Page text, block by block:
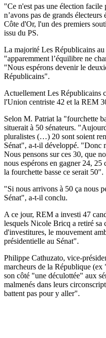
"Ce n'est pas une élection
n’avons pas de grands
Côte d'Or, l'un des premiers
issu du PS.
La majorité Les Républicains
"apparemment l’équilibre ne
"Nous espérons devenir le
Républicains".
Actuellement Les Républicains
l'Union centriste 42 et la REM
Selon M. Patriat la "fourchette
situerait à 50 sénateurs.
pluralistes (…) 20 sont soient
Sénat", a-t-il développé. "Donc
Nous pensons sur ces 30, que
nous espérons en gagner 24, 25
la fourchette basse ce serait 50".
"Si nous arrivons à 50 ça nous
Sénat", a-t-il conclu.
A ce jour, REM a investi 47
lesquels Nicole Bricq a retiré sa
d'investitures, le mouvement
présidentielle au Sénat".
Philippe Cathuzato, vice-
marcheurs de la République
son côté "une déculottée" aux
malmenés dans leurs
battent pas pour y aller".